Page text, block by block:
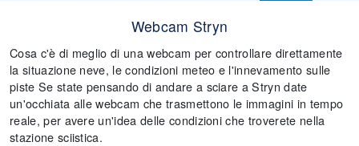
Webcam Stryn
Cosa c'è di meglio di una webcam per controllare direttamente
la situazione neve, le condizioni meteo e l'innevamento sulle
piste Se state pensando di andare a sciare a Stryn date
un'occhiata alle webcam che trasmettono le immagini in tempo
reale, per avere un'idea delle condizioni che troverete nella
stazione sciistica.